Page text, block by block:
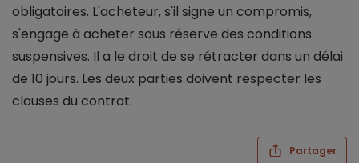
obligatoires. L'acheteur, s'il signe un compromis,
s'engage à acheter sous réserve des conditions
suspensives. Il a le droit de se rétracter dans un délai
de 10 jours. Les deux parties doivent respecter les
clauses du contrat.
Partager